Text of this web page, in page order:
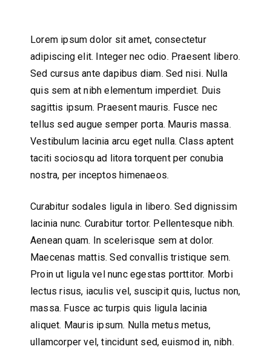
Lorem ipsum dolor sit amet, consectetur
adipiscing elit. Integer nec odio. Praesent libero.
Sed cursus ante dapibus diam. Sed nisi. Nulla
quis sem at nibh elementum imperdiet. Duis
sagittis ipsum. Praesent mauris. Fusce nec
tellus sed augue semper porta. Mauris massa.
Vestibulum lacinia arcu eget nulla. Class aptent
taciti sociosqu ad litora torquent per conubia
nostra, per inceptos himenaeos.
Curabitur sodales ligula in libero. Sed dignissim
lacinia nunc. Curabitur tortor. Pellentesque nibh.
Aenean quam. In scelerisque sem at dolor.
Maecenas mattis. Sed convallis tristique sem.
Proin ut ligula vel nunc egestas porttitor. Morbi
lectus risus, iaculis vel, suscipit quis, luctus non,
massa. Fusce ac turpis quis ligula lacinia
aliquet. Mauris ipsum. Nulla metus metus,
ullamcorper vel, tincidunt sed, euismod in, nibh.